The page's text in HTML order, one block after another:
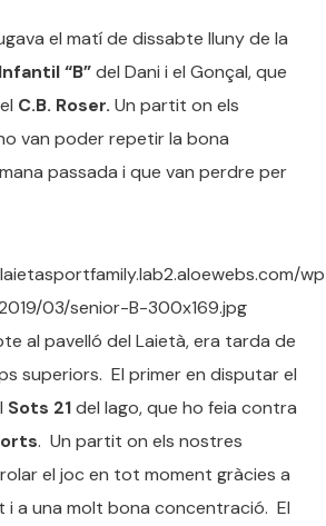
el matí de dissabte lluny de la
Infantil “B”del Dani i el Gonçal, que
C.B. Roser. Un partit on els
van poder repetir la bona
passada i que van perdre per
al pavelló del Laietà, era tarda de
superiors. El primer en disputar el
Sots 21del Iago, que ho feia contra
. Un partit on els nostres
el joc en tot moment gràcies a
i a una molt bona concentració. El